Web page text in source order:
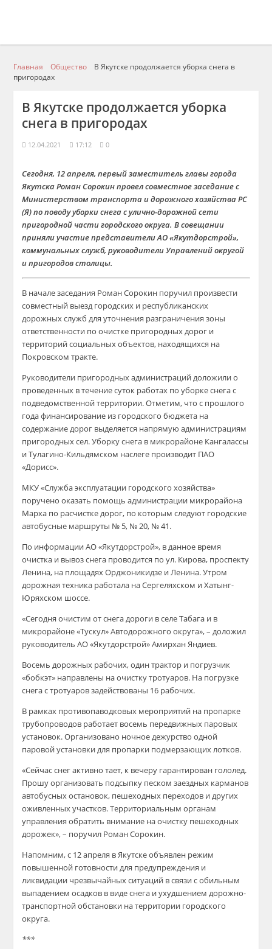
Главная Общество
В Якутске продолжается уборка снега в
пригородах
В Якутске продолжается уборка
снега в пригородах
12.04.2021 17:12 0
Сегодня, 12 апреля, первый заместитель главы города
Якутска Роман Сорокин провел совместное заседание с
Министерством транспорта и дорожного хозяйства РС
(Я) по поводу уборки снега с улично-дорожной сети
пригородной части городского округа. В совещании
приняли участие представители АО «Якутдорстрой»,
коммунальных служб, руководители Управлений округой
и пригородов столицы.
В начале заседания Роман Сорокин поручил произвести
совместный выезд городских и республиканских
дорожных служб для уточнения разграничения зоны
ответственности по очистке пригородных дорог и
территорий социальных объектов, находящихся на
Покровском тракте.
Руководители пригородных администраций доложили о
проведенных в течение суток работах по уборке снега с
подведомственной территории. Отметим, что с прошлого
года финансирование из городского бюджета на
содержание дорог выделяется напрямую администрациям
пригородных сел. Уборку снега в микрорайоне Кангалассы
и Тулагино-Кильдямском наслеге производит ПАО
«Дорисс».
МКУ «Служба эксплуатации городского хозяйства»
поручено оказать помощь администрации микрорайона
Марха по расчистке дорог, по которым следуют городские
автобусные маршруты № 5, № 20, № 41.
По информации АО «Якутдорстрой», в данное время
очистка и вывоз снега проводится по ул. Кирова, проспекту
Ленина, на площадях Орджоникидзе и Ленина. Утром
дорожная техника работала на Сергеляхском и Хатынг-
Юряхском шоссе.
«Сегодня очистим от снега дороги в селе Табага и в
микрорайоне «Тускул» Автодорожного округа», – доложил
руководитель АО «Якутдорстрой» Амирхан Яндиев.
Восемь дорожных рабочих, один трактор и погрузчик
«бобкэт» направлены на очистку тротуаров. На погрузке
снега с тротуаров задействованы 16 рабочих.
В рамках противопаводковых мероприятий на пропарке
трубопроводов работает восемь передвижных паровых
установок. Организовано ночное дежурство одной
паровой установки для пропарки подмерзающих лотков.
«Сейчас снег активно тает, к вечеру гарантирован гололед.
Прошу организовать подсыпку песком заездных карманов
автобусных остановок, пешеходных переходов и других
оживленных участков. Территориальным органам
управления обратить внимание на очистку пешеходных
дорожек», – поручил Роман Сорокин.
Напомним, с 12 апреля в Якутске объявлен режим
повышенной готовности для предупреждения и
ликвидации чрезвычайных ситуаций в связи с обильным
выпадением осадков в виде снега и ухудшением дорожно-
транспортной обстановки на территории городского
округа.
***